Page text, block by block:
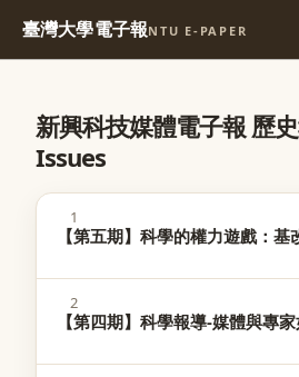
臺灣大學電子報NTU E-PAPER
新興科技媒體電子報 歷
Issues
1
【第五期】科學的權力遊戲：
2
【第四期】科學報導-媒體與專